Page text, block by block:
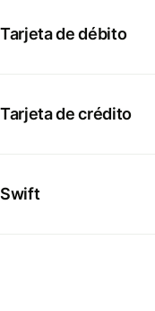
Tarjeta de débito
Tarjeta de crédito
Swift